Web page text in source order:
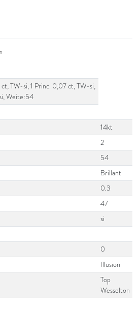
TW-si, 1 Princ. 0,07 ct, TW-si,
Weite:54
14kt
2
54
Brillant
0.3
47
si
0
Illusion
Top
Wesselton